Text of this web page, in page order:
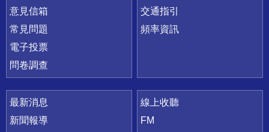
意見信箱
常見問題
電子投票
問卷調查
交通指引
頻率資訊
最新消息
新聞報導
線上收聽
FM